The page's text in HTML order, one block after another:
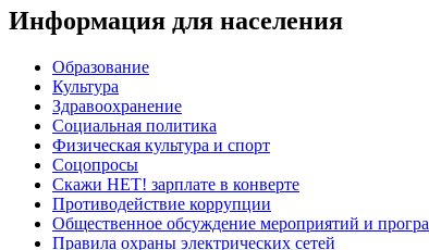
Информация для населения
Образование
Культура
Здравоохранение
Социальная политика
Физическая культура и спорт
Соцопросы
Скажи НЕТ! зарплате в конверте
Противодействие коррупции
Общественное обсуждение мероприятий и
Правила охраны электрических сетей